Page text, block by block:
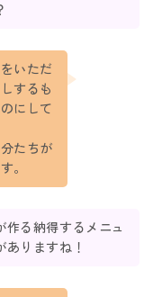
いただ
するも
にして
たちが
。
る納得するメニュ
りますね！